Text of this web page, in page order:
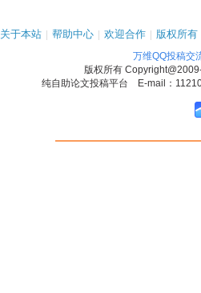
关于本站 | 帮助中心 | 欢迎合作 | 版权所有
万维QQ投稿交
版权所有
纯自助论文投稿平台 E-mail：